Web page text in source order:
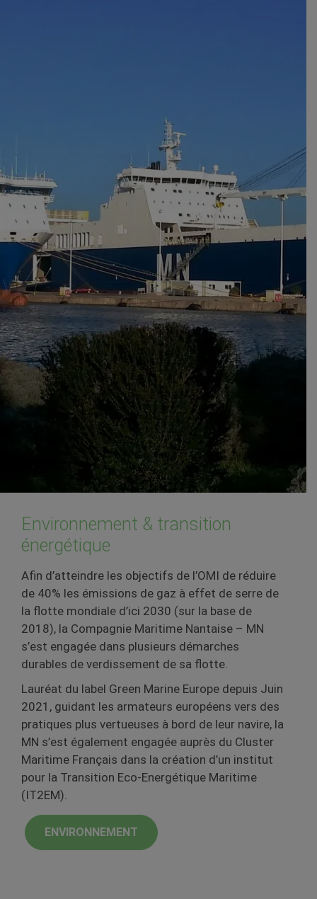
Environnement & transition
énergétique
Afin d’atteindre les objectifs de l’OMI de réduire
de 40% les émissions de gaz à effet de serre de
la flotte mondiale d’ici 2030 (sur la base de
2018), la Compagnie Maritime Nantaise – MN
s’est engagée dans plusieurs démarches
durables de verdissement de sa flotte.
Lauréat du label Green Marine Europe depuis Juin
2021, guidant les armateurs européens vers des
pratiques plus vertueuses à bord de leur navire, la
MN s’est également engagée auprès du Cluster
Maritime Français dans la création d’un institut
pour la Transition Eco-Energétique Maritime
(IT2EM).
ENVIRONNEMENT